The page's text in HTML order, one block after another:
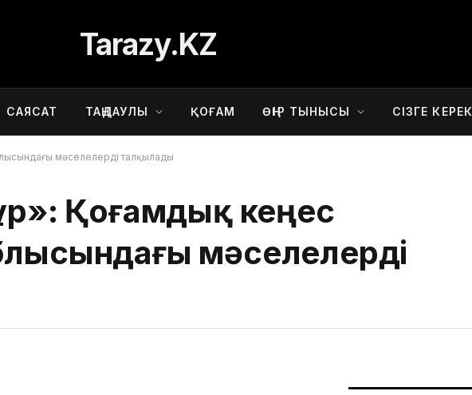
Tarazy.KZ
САЯСАТ ТАҢДАУЛЫ ҚОҒАМ ӨҢІР ТЫНЫСЫ СІЗГЕ КЕРЕК
мәселелерді талқылады
Қоғамдық кеңес
мәселелерді